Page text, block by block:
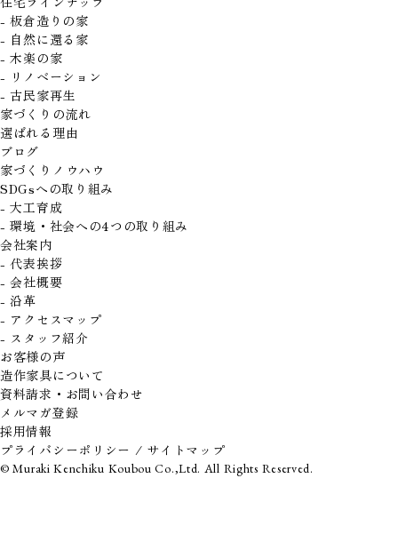
- 板倉造りの家
- 自然に還る家
- 木楽の家
- リノベーション
- 古民家再生
家づくりの流れ
選ばれる理由
ブログ
家づくりノウハウ
SDGsへの取り組み
- 大工育成
- 環境・社会への4つの取り組み
会社案内
- 代表挨拶
- 会社概要
- 沿革
- アクセスマップ
- スタッフ紹介
お客様の声
造作家具について
資料請求・お問い合わせ
メルマガ登録
採用情報
プライバシーポリシー / サイトマップ
© Muraki Kenchiku Koubou Co.,Ltd. All Rights Reserved.